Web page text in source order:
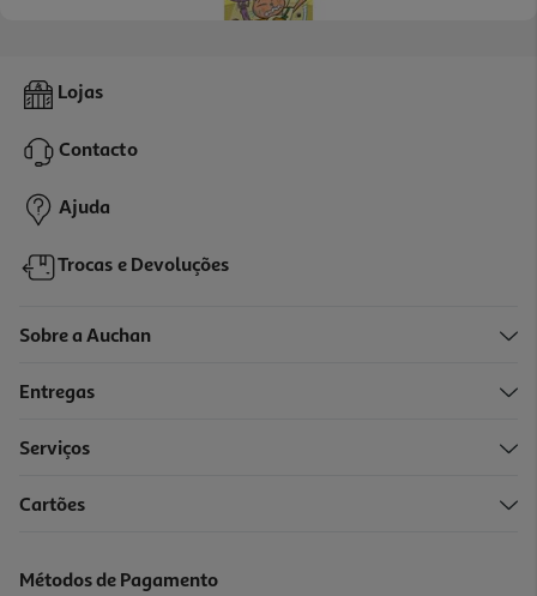
Livro Arigato-O Ladrão De Cuecas:
10,99 € PVP de editor
9,89 €
-10%
12,99 € PVP de editor
Lojas
Contacto
Ajuda
Trocas e Devoluções
Sobre a Auchan
Entregas
Serviços
Cartões
Métodos de Pagamento